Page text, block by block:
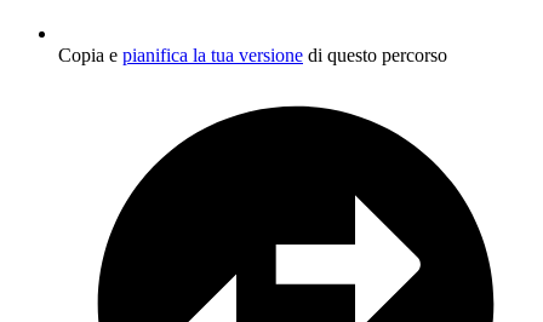
Copia e pianifica la tua versione di questo percorso